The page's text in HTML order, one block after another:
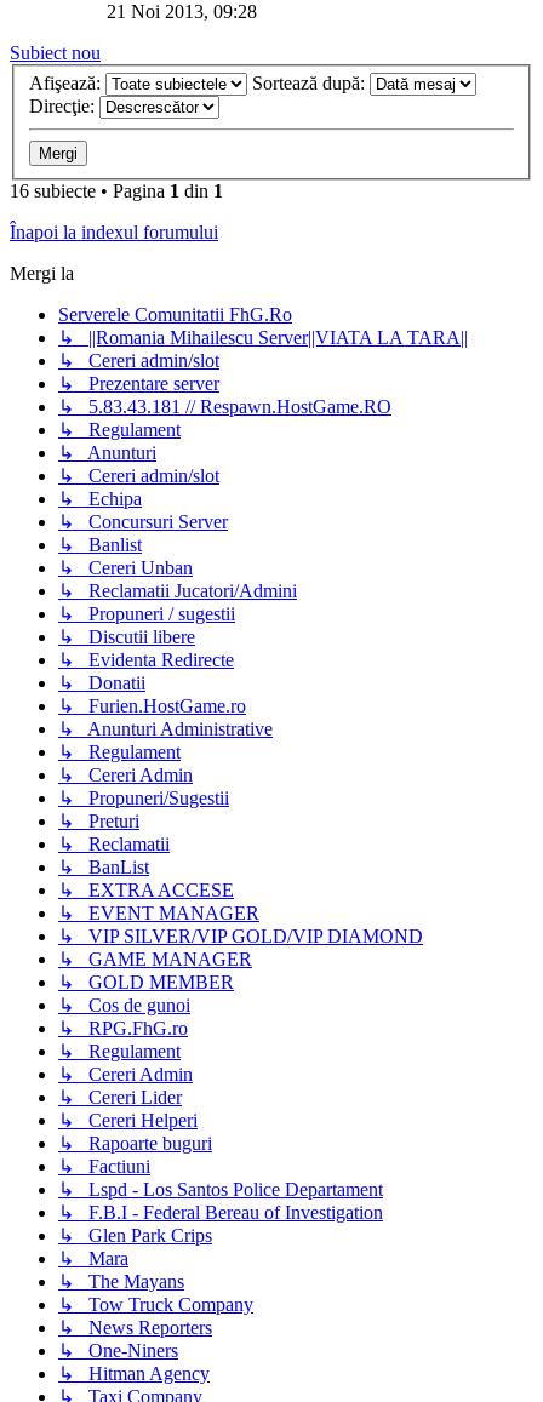
21 Noi 2013, 09:28
Subiect nou
Afişează:
Sortează după:
Direcţie:
16 subiecte • Pagina 1 din 1
Înapoi la indexul forumului
Mergi la
Serverele Comunitatii FhG.Ro
↳ ||Romania Mihailescu Server||VIATA LA TARA||
↳ Cereri admin/slot
↳ Prezentare server
↳ 5.83.43.181 // Respawn.HostGame.RO
↳ Regulament
↳ Anunturi
↳ Cereri admin/slot
↳ Echipa
↳ Concursuri Server
↳ Banlist
↳ Cereri Unban
↳ Reclamatii Jucatori/Admini
↳ Propuneri / sugestii
↳ Discutii libere
↳ Evidenta Redirecte
↳ Donatii
↳ Furien.HostGame.ro
↳ Anunturi Administrative
↳ Regulament
↳ Cereri Admin
↳ Propuneri/Sugestii
↳ Preturi
↳ Reclamatii
↳ BanList
↳ EXTRA ACCESE
↳ EVENT MANAGER
↳ VIP SILVER/VIP GOLD/VIP DIAMOND
↳ GAME MANAGER
↳ GOLD MEMBER
↳ Cos de gunoi
↳ RPG.FhG.ro
↳ Regulament
↳ Cereri Admin
↳ Cereri Lider
↳ Cereri Helperi
↳ Rapoarte buguri
↳ Factiuni
↳ Lspd - Los Santos Police Departament
↳ F.B.I - Federal Bereau of Investigation
↳ Glen Park Crips
↳ Mara
↳ The Mayans
↳ Tow Truck Company
↳ News Reporters
↳ One-Niners
↳ Hitman Agency
↳ Taxi Company